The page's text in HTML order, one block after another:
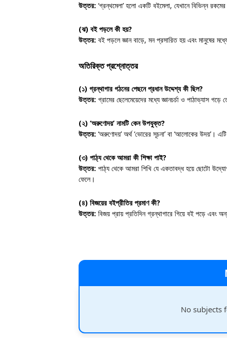
উত্তর: ‘গ্রন্থমেলা’ হলো একটি বইমেলা, যেখানে বিভিন্ন
(ঝ) বই পড়লে কী হয়?
উত্তর: বই পড়লে জ্ঞান বাড়ে, মন প্রসারিত হয় এবং মানুষের
অতিরিক্ত প্রশ্নোত্তর
(১) গ্রন্থাগার গঠনের পেছনে প্রধান উদ্দেশ্য কী ছিল?
উত্তর: গ্রামের ছেলেমেয়েদের মধ্যে জ্ঞানচর্চা ও পাঠাভ্যাস
(২) ‘অরুণোদয়’ নামটি কেন উপযুক্ত?
উত্তর: ‘অরুণোদয়’ অর্থ ‘ভোরের সূচনা’ বা ‘আলোকের উদয়’।
(৩) পাঠ্য থেকে আমরা কী শিক্ষা পাই?
উত্তর: পাঠ্য থেকে আমরা শিখি যে একতাবদ্ধ হয়ে ছোটো
ফেলে।
(৪) বিজয়ের বইপ্রীতির প্রমাণ কী?
উত্তর: বিজয় প্রায় প্রতিদিন গ্রন্থাগারে গিয়ে বই পড়ে এবং
No subjects